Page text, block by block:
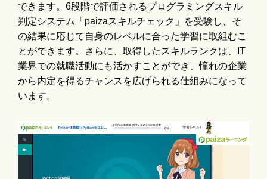
できます。6段階で評価されるプログラミングスキル
判定システム「paizaスキルチェック」を受験し、そ
の結果に応じて自身のレベルに合った学習に取組むこ
とができます。さらに、取得したスキルランクは、IT
業界での就職活動にも活かすことができ、憧れの企業
から内定を得るチャンスを広げられる仕組みになって
います。